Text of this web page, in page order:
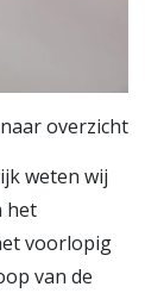
overzicht
weten wij
het
voorlopig
van de